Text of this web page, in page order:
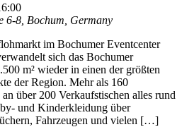
6-8, Bochum, Germany
im Bochumer Eventcenter
sich das Bochumer
m² wieder in einen der größten
der Region. Mehr als 160
über 200 Verkaufstischen alles rund
und Kinderkleidung über
Fahrzeugen und vielen […]